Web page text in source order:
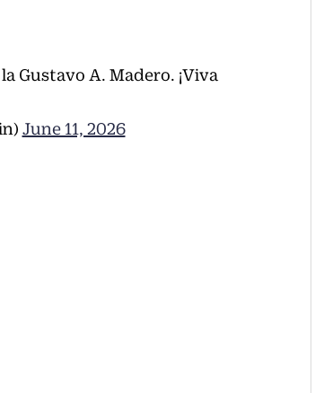
Gustavo A. Madero. ¡Viva
June 11, 2026